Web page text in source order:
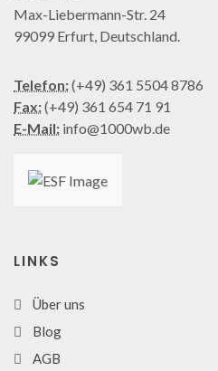
Max-Liebermann-Str. 24
99099 Erfurt, Deutschland.
Telefon:(+49) 361 5504 8786
Fax:(+49) 361 654 71 91
E-Mail: info@1000wb.de
LINKS
Über uns
Blog
AGB